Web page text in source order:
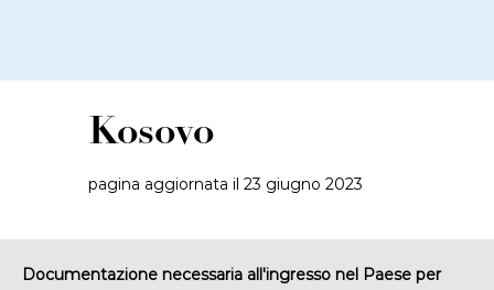
Kosovo
pagina aggiornata il 23 giugno 2023
Documentazione necessaria all'ingresso nel Paese per